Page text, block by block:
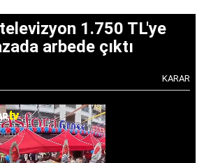
1.750 TL'ye
arbede çıktı
KARAR